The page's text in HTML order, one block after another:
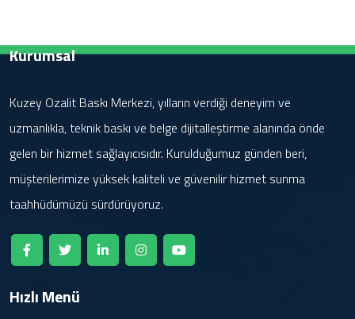
Kurumsal
Kuzey Ozalit Baskı Merkezi, yılların verdiği deneyim ve
uzmanlıkla, teknik baskı ve belge dijitalleştirme alanında önde
gelen bir hizmet sağlayıcısıdır. Kurulduğumuz günden beri,
müşterilerimize yüksek kaliteli ve güvenilir hizmet sunma
taahhüdümüzü sürdürüyoruz.
Hızlı Menü